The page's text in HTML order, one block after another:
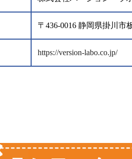
〒436-0016 静岡県掛川市
https://version-labo.co.jp/